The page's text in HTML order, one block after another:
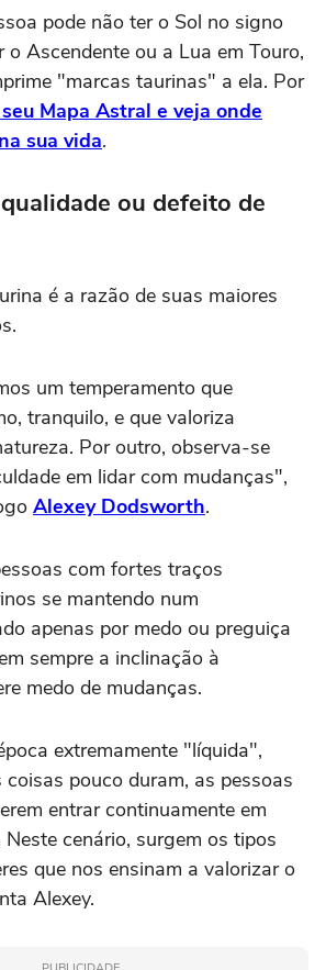
pode não ter o Sol no signo
o Ascendente ou a Lua em Touro,
"marcas taurinas" a ela. Por
Mapa Astral e veja onde
sua vida.
ou defeito de
é a razão de suas maiores
um temperamento que
tranquilo, e que valoriza
Por outro, observa-se
em lidar com mudanças",
Alexey Dodsworth.
com fortes traços
se mantendo num
apenas por medo ou preguiça
sempre a inclinação à
medo de mudanças.
extremamente "líquida",
pouco duram, as pessoas
entrar continuamente em
cenário, surgem os tipos
que nos ensinam a valorizar o
Alexey.